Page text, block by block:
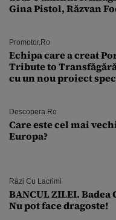
Gina Pistol, Răzvan
Promotor.ro
Echipa care a creat
Tribute to
cu un nou proiect
Descopera.ro
Care este cel mai
Europa?
Râzi Cu Lacrimi
BANCUL ZILEI. Badea
Nu pot face dragoste!